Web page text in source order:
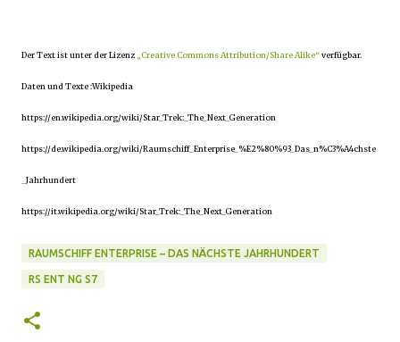
Der Text ist unter der Lizenz „Creative Commons Attribution/Share Alike“verfügbar.
Daten und Texte :Wikipedia
https://en.wikipedia.org/wiki/Star_Trek:_The_Next_Generation
https://de.wikipedia.org/wiki/Raumschiff_Enterprise_%E2%80%93_Das_n%C3%A4chste
_Jahrhundert
https://it.wikipedia.org/wiki/Star_Trek:_The_Next_Generation
RAUMSCHIFF ENTERPRISE – DAS NÄCHSTE JAHRHUNDERT
RS ENT NG S7